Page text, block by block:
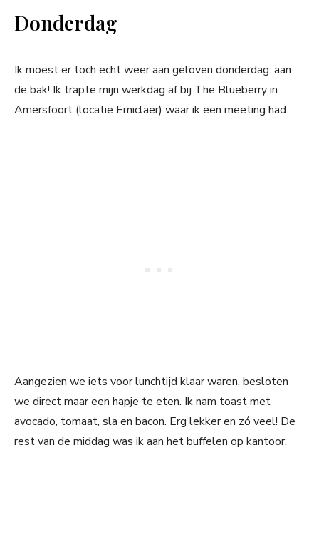
Donderdag
Ik moest er toch echt weer aan geloven donderdag: aan
de bak! Ik trapte mijn werkdag af bij The Blueberry in
Amersfoort (locatie Emiclaer) waar ik een meeting had.
Aangezien we iets voor lunchtijd klaar waren, besloten
we direct maar een hapje te eten. Ik nam toast met
avocado, tomaat, sla en bacon. Erg lekker en zó veel! De
rest van de middag was ik aan het buffelen op kantoor.